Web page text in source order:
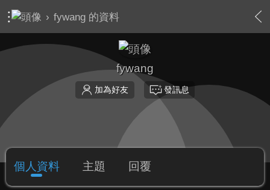
› fywang 的資料
fywang
加為好友 發訊息
個人資料 主題 回覆